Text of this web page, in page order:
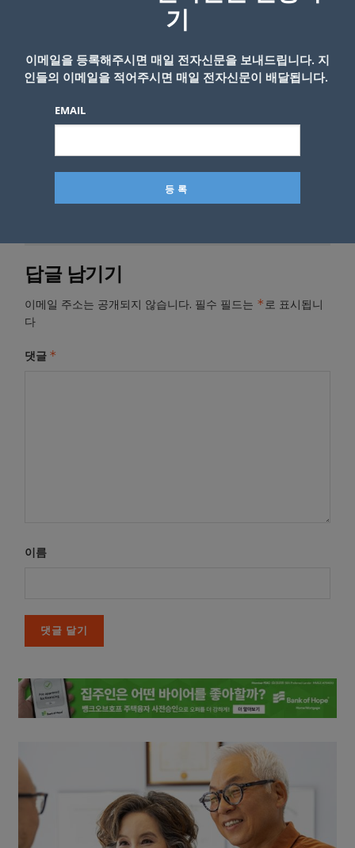
발의안 50이 뭐길래 Yes냐 No냐 캘리
포니아 특별선거, 오바마까지 나서
답글 남기기
이메일 주소는 공개되지 않습니다. 필수 필드는 *로 표시됩니
다
댓글 *
이름
기
이메일을 등록해주시면 매일 전자신문을 보내드립니다. 지
인들의 이메일을 적어주시면 매일 전자신문이 배달됩니다.
EMAIL